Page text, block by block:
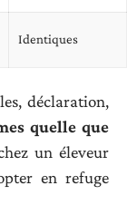
Identiques
déclaration,
quelle que
un éleveur
en refuge